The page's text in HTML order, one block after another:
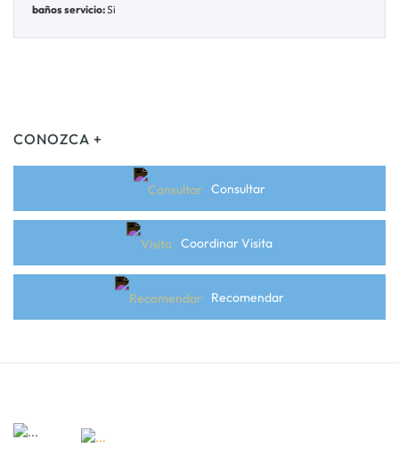
baños servicio:Si
CONOZCA +
Consultar
Coordinar Visita
Recomendar